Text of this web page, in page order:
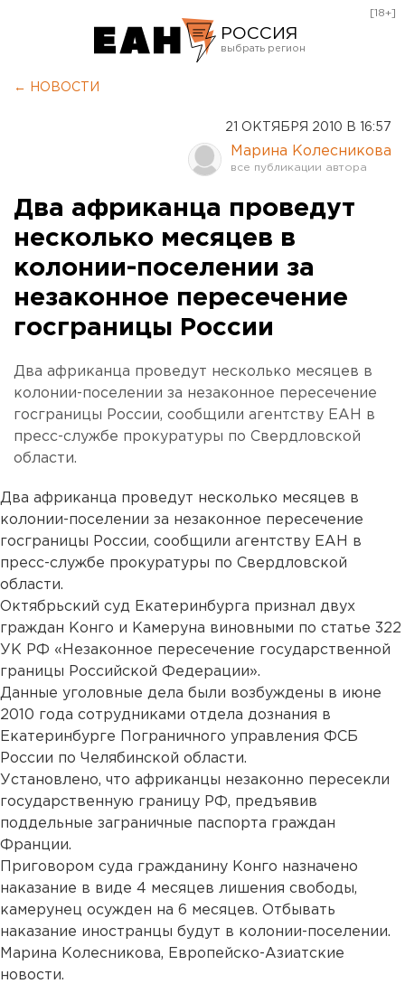
РОССИЯ
Оренбург
[18+]
← НОВОСТИ
21 ОКТЯБРЯ 2010 В 16:57
Марина Колесникова
Два африканца проведут
несколько месяцев в
колонии-поселении за
незаконное пересечение
госграницы России
Два африканца проведут несколько месяцев в
колонии-поселении за незаконное пересечение
госграницы России, сообщили агентству ЕАН в
пресс-службе прокуратуры по Свердловской
области.
Два африканца проведут несколько месяцев в
колонии-поселении за незаконное пересечение
госграницы России, сообщили агентству ЕАН в
пресс-службе прокуратуры по Свердловской
области.
Октябрьский суд Екатеринбурга признал двух
граждан Конго и Камеруна виновными по статье 322
УК РФ «Незаконное пересечение государственной
границы Российской Федерации».
Данные уголовные дела были возбуждены в июне
2010 года сотрудниками отдела дознания в
Екатеринбурге Пограничного управления ФСБ
России по Челябинской области.
Установлено, что африканцы незаконно пересекли
государственную границу РФ, предъявив
поддельные заграничные паспорта граждан
Франции.
Приговором суда гражданину Конго назначено
наказание в виде 4 месяцев лишения свободы,
камерунец осужден на 6 месяцев. Отбывать
наказание иностранцы будут в колонии-поселении.
Марина Колесникова, Европейско-Азиатские
новости.